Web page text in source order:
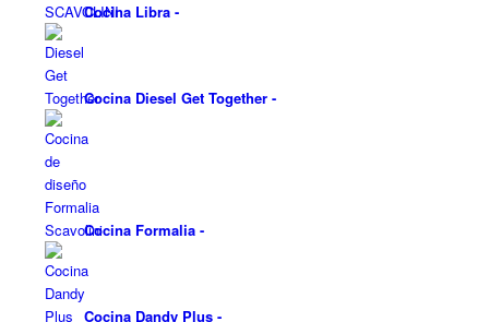
Cocina Libra-
Cocina Diesel Get Together-
Cocina Formalia-
Cocina Dandy Plus-